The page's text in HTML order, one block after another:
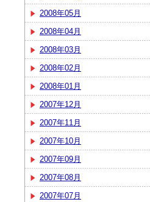
2008年05月
2008年04月
2008年03月
2008年02月
2008年01月
2007年12月
2007年11月
2007年10月
2007年09月
2007年08月
2007年07月